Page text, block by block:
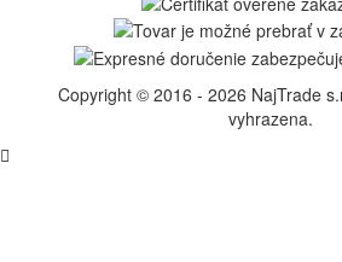
Copyright © 2016 - 2026 NajTrade
vyhrazena.